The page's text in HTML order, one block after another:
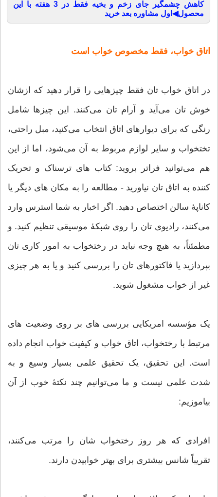
کاهش چشمگیر جای زخم و بخیه فقط در 3 هفته با این
محصول◀اول مشاوره بعد خرید
اتاق خواب، فقط مخصوص خواب است
در اتاق خواب تان فقط چیزهایی را قرار دهید که ازشان
خوش تان می‌آید و آرام تان می‌کنند. این چیزها شامل
رنگی که برای دیوارهای اتاق انتخاب می‌کنید، مبل راحتی،
تختخواب و سایر لوازم مربوط به آن می‌شود، اما از این
هم می‌توانید فراتر بروید: کتاب های ترسناک و تحریک
کننده به اتاق تان نیاورید - مطالعه را به مکان های دیگر یا
کاناپۀ سالن اختصاص دهید. اگر اخبار به شما استرس وارد
می‌کنند، رادیوی تان را روی شبکۀ موسیقی تنظیم کنید. و
مطمئناً، به هیچ وجه نباید در رختخواب به امور کاری تان
بپردازید یا فاکتورهای تان را بررسی کنید و یا به هر چیزی
غیر از خواب مشغول شوید.
یک مؤسسه امریکایی بررسی های بر روی وضعیت های
مرتبط با رختخواب، اتاق خواب و کیفیت خواب انجام داده
است. این تحقیق، یک تحقیق علمی بسیار وسیع و به
شدت علمی نیست و ما می‌توانیم چند نکتۀ خوب از آن
بیاموزیم:
افرادی که هر روز رختخواب شان را مرتب می‌کنند،
تقریباً شانس بیشتری برای بهتر خوابیدن دارند.